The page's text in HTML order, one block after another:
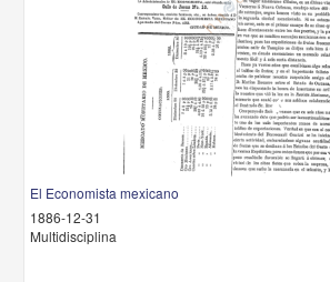
El Economista mexicano
1886-12-31
Multidisciplina